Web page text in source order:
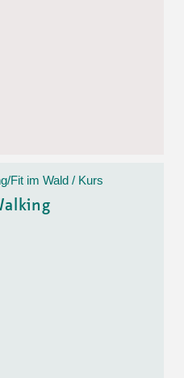
Fit im Wald / Kurs